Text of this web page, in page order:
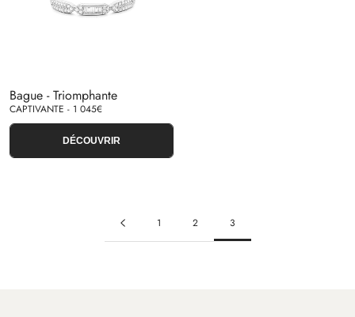
Bague - Triomphante
CAPTIVANTE - 1 045€
DÉCOUVRIR
1 2 3